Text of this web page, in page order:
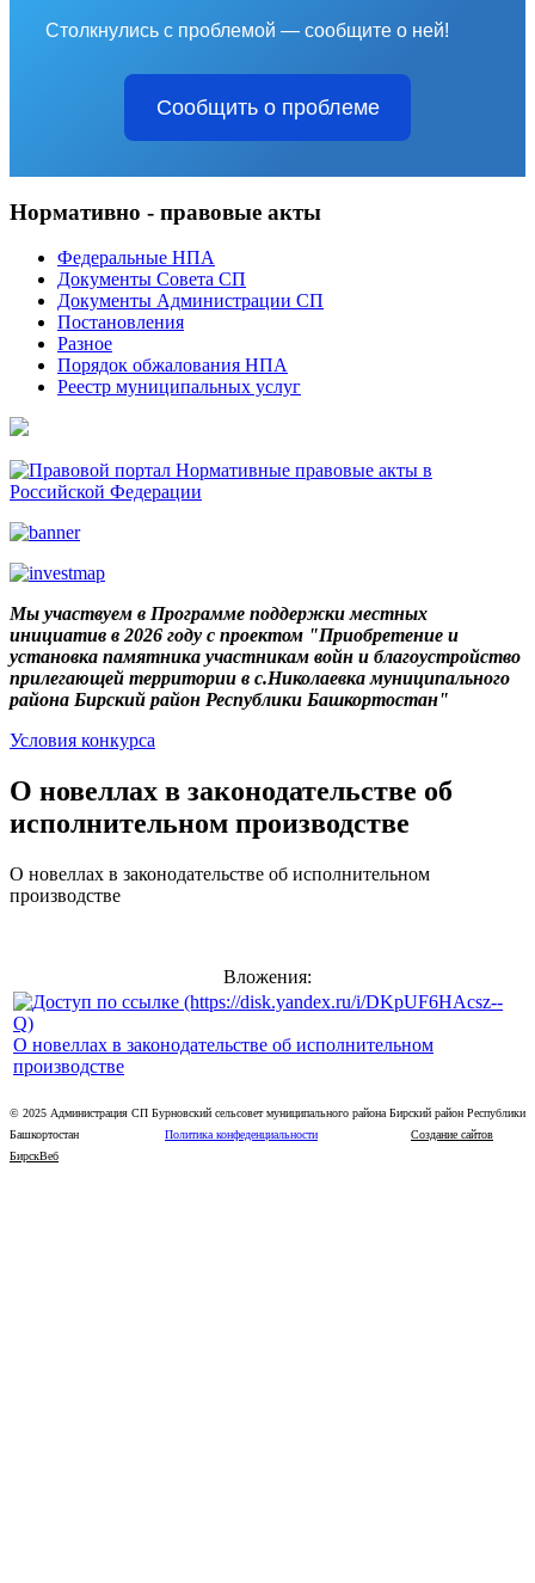
Столкнулись с проблемой — сообщите о ней!
Сообщить о проблеме
Нормативно - правовые акты
Федеральные НПА
Документы Совета СП
Документы Администрации СП
Постановления
Разное
Порядок обжалования НПА
Реестр муниципальных услуг
Мы участвуем в Программе поддержки местных
инициатив в 2026 году с проектом "Приобретение и
установка памятника участникам войн и благоустройство
прилегающей территории в с.Николаевка муниципального
района Бирский район Республики Башкортостан"
Условия конкурса
О новеллах в законодательстве об
исполнительном производстве
О новеллах в законодательстве об исполнительном
производстве
Вложения:
О новеллах в законодательстве об исполнительном
производстве
© 2025 Администрация СП Бурновский сельсовет муниципального района Бирский район Республики
Башкортостан Политика конфеденциальности
Создание сайтов
БирскВеб